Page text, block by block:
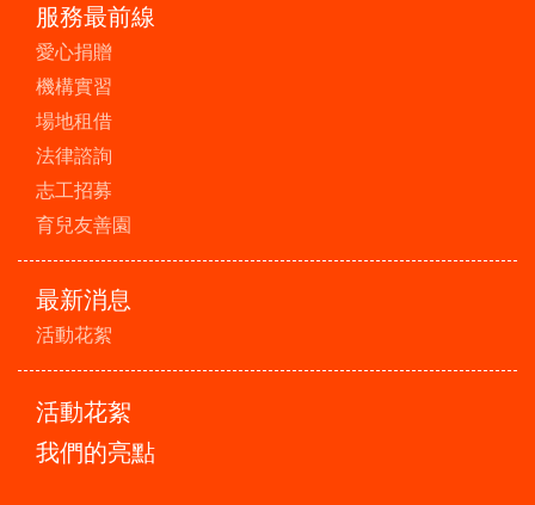
服務最前線
愛心捐贈
機構實習
場地租借
法律諮詢
志工招募
育兒友善園
最新消息
活動花絮
活動花絮
我們的亮點